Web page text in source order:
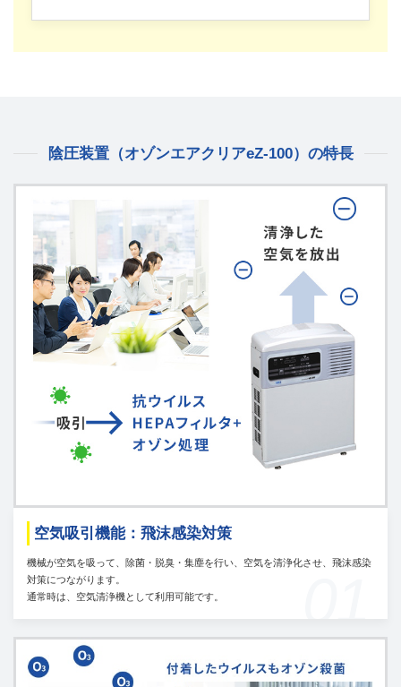
陰圧装置（オゾンエアクリアeZ-100）の特長
空気吸引機能：飛沫感染対策
機械が空気を吸って、除菌・脱臭・集塵を行い、空気を清浄化させ、飛沫感染
対策につながります。
通常時は、空気清浄機として利用可能です。